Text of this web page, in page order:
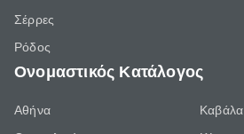
Σέρρες
Ρόδος
Ονομαστικός Κατάλογος
Αθήνα
Καβάλα